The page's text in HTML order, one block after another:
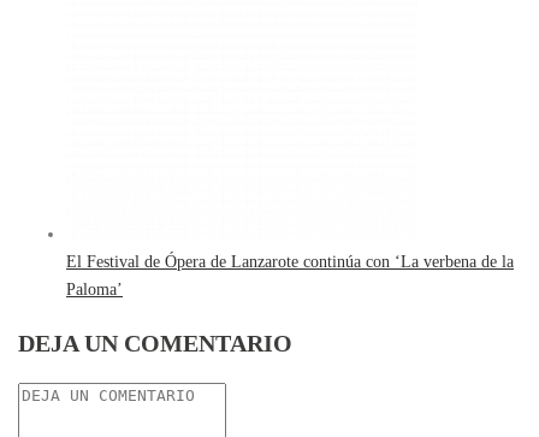
El Festival de Ópera de Lanzarote continúa con ‘La verbena de la
Paloma’
DEJA UN COMENTARIO